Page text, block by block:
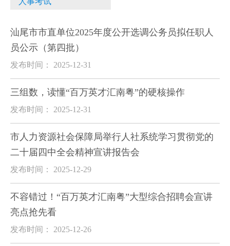
汕尾市市直单位2025年度公开选调公务员拟任职人
员公示（第四批）
发布时间： 2025-12-31
三组数，读懂“百万英才汇南粤”的硬核操作
发布时间： 2025-12-31
市人力资源社会保障局举行人社系统学习贯彻党的
二十届四中全会精神宣讲报告会
发布时间： 2025-12-29
不容错过！“百万英才汇南粤”大型综合招聘会宣讲
亮点抢先看
发布时间： 2025-12-26